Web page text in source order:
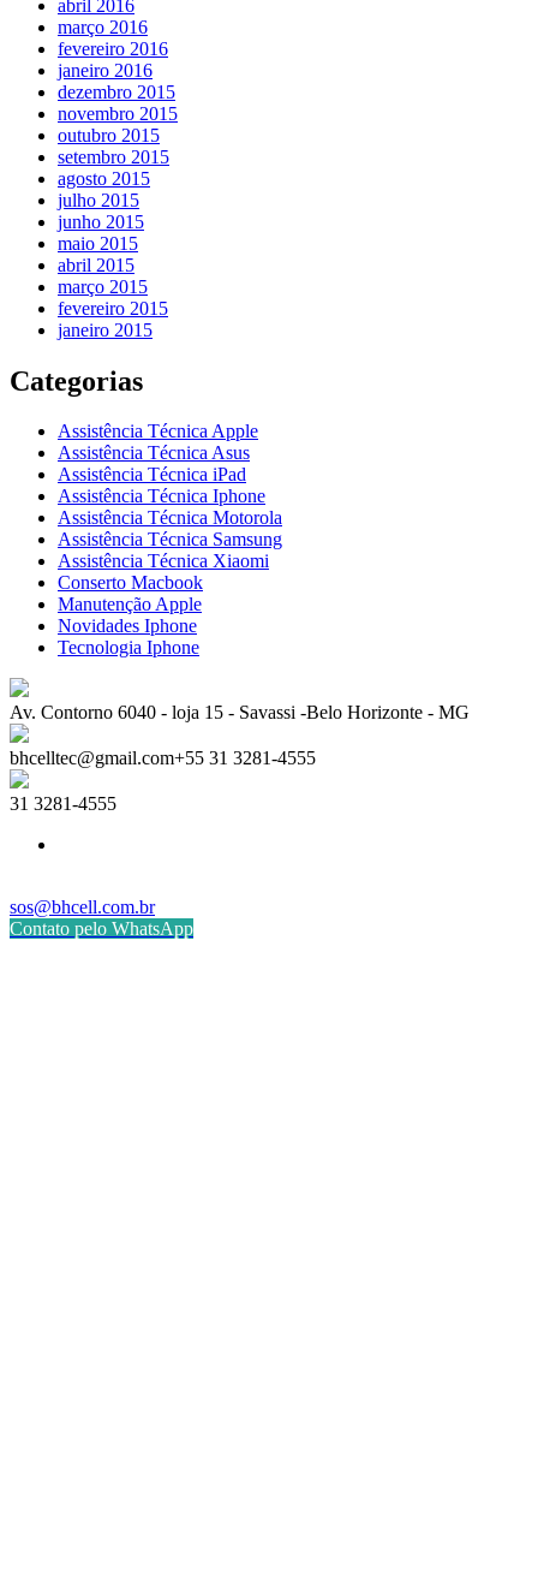
abril 2016
março 2016
fevereiro 2016
janeiro 2016
dezembro 2015
novembro 2015
outubro 2015
setembro 2015
agosto 2015
julho 2015
junho 2015
maio 2015
abril 2015
março 2015
fevereiro 2015
janeiro 2015
Categorias
Assistência Técnica Apple
Assistência Técnica Asus
Assistência Técnica iPad
Assistência Técnica Iphone
Assistência Técnica Motorola
Assistência Técnica Samsung
Assistência Técnica Xiaomi
Conserto Macbook
Manutenção Apple
Novidades Iphone
Tecnologia Iphone
Av. Contorno 6040 - loja 15 - Savassi -Belo Horizonte - MG
bhcelltec@gmail.com+55 31 3281-4555
31 3281-4555
sos@bhcell.com.br
Contato pelo WhatsApp